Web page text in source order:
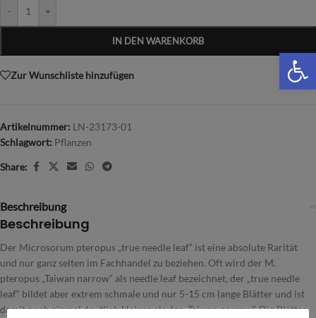
- +
IN DEN WARENKORB
Zur Wunschliste hinzufügen
Artikelnummer: LN-23173-01
Schlagwort: Pflanzen
Share:
Beschreibung
Beschreibung
Der Microsorum pteropus „true needle leaf“ ist eine absolute Rarität
und nur ganz selten im Fachhandel zu beziehen. Oft wird der M.
pteropus „Taiwan narrow“ als needle leaf bezeichnet, der „true needle
leaf“ bildet aber extrem schmale und nur 5-15 cm lange Blätter und ist
damit noch einmal deutlich kleiner als der „Taiwan narrow“. Die Blätter